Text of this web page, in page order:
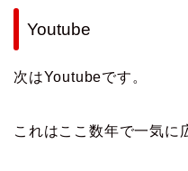
Youtube
次はYoutubeです。
これはここ数年で一気に